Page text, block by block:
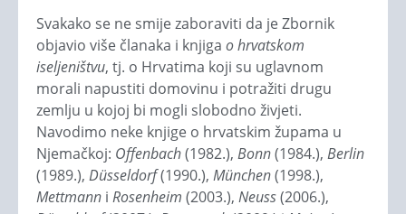
Svakako se ne smije zaboraviti da je Zbornik
objavio više članaka i knjiga o hrvatskom
iseljeništvu, tj. o Hrvatima koji su uglavnom
morali napustiti domovinu i potražiti drugu
zemlju u kojoj bi mogli slobodno živjeti.
Navodimo neke knjige o hrvatskim župama u
Njemačkoj: Offenbach(1982.), Bonn(1984.), Berlin
(1989.), Düsseldorf(1990.), München(1998.),
Mettmann i Rosenheim (2003.), Neuss(2006.),